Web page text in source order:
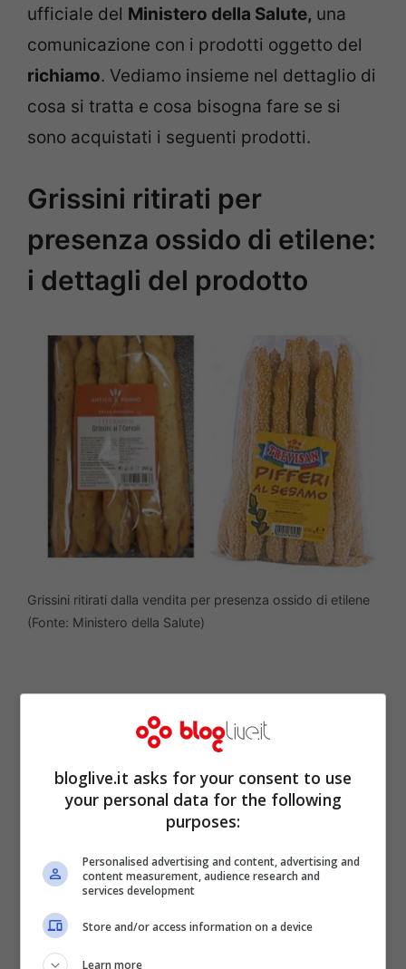
ufficiale del Ministero della Salute, una
comunicazione con i prodotti oggetto del
richiamo. Vediamo insieme nel dettaglio di
cosa si tratta e cosa bisogna fare se si
sono acquistati i seguenti prodotti.
Grissini ritirati per
presenza ossido di etilene:
i dettagli del prodotto
Grissini ritirati dalla vendita per presenza ossido di etilene
(Fonte: Ministero della Salute)
Ministero della Salute
alcuni
bloglive.it asks for your consent to use
your personal data for the following
purposes:
Personalised advertising and content, advertising and
content measurement, audience research and
services development
Store and/or access information on a device
Learn more